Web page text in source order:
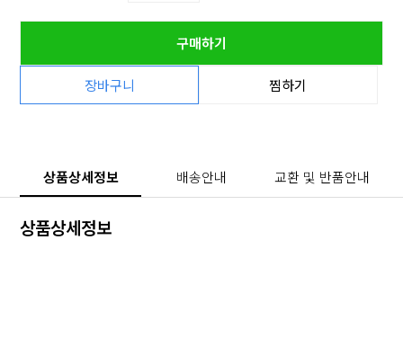
구매하기
장바구니 찜하기
상품상세정보 배송안내 교환 및 반품안내
상품상세정보